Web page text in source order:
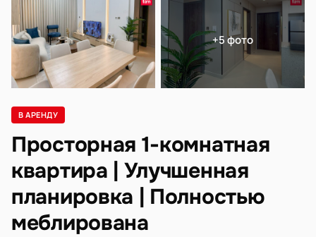
+5 фото
В АРЕНДУ
Просторная 1-комнатная
квартира | Улучшенная
планировка | Полностью
меблирована